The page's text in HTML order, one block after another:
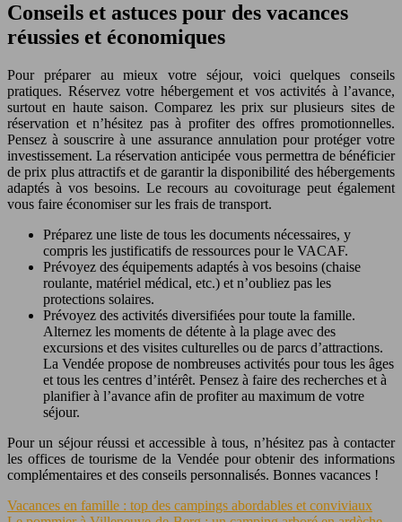
Conseils et astuces pour des vacances
réussies et économiques
Pour préparer au mieux votre séjour, voici quelques conseils
pratiques. Réservez votre hébergement et vos activités à l’avance,
surtout en haute saison. Comparez les prix sur plusieurs sites de
réservation et n’hésitez pas à profiter des offres promotionnelles.
Pensez à souscrire à une assurance annulation pour protéger votre
investissement. La réservation anticipée vous permettra de bénéficier
de prix plus attractifs et de garantir la disponibilité des hébergements
adaptés à vos besoins. Le recours au covoiturage peut également
vous faire économiser sur les frais de transport.
Préparez une liste de tous les documents nécessaires, y
compris les justificatifs de ressources pour le VACAF.
Prévoyez des équipements adaptés à vos besoins (chaise
roulante, matériel médical, etc.) et n’oubliez pas les
protections solaires.
Prévoyez des activités diversifiées pour toute la famille.
Alternez les moments de détente à la plage avec des
excursions et des visites culturelles ou de parcs d’attractions.
La Vendée propose de nombreuses activités pour tous les âges
et tous les centres d’intérêt. Pensez à faire des recherches et à
planifier à l’avance afin de profiter au maximum de votre
séjour.
Pour un séjour réussi et accessible à tous, n’hésitez pas à contacter
les offices de tourisme de la Vendée pour obtenir des informations
complémentaires et des conseils personnalisés. Bonnes vacances !
Vacances en famille : top des campings abordables et conviviaux